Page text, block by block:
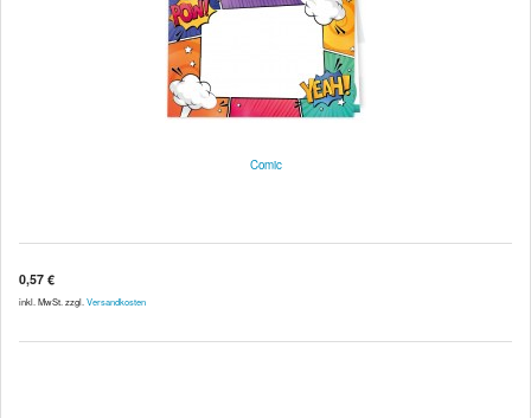
Comic
0,57 €
inkl. MwSt. zzgl. Versandkosten